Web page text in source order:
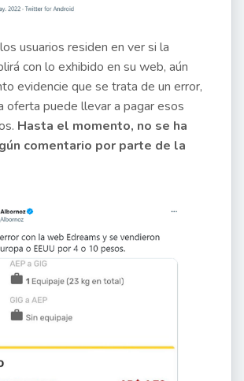
usuarios residen en ver si la
con lo exhibido en su web, aún
evidencie que se trata de un error,
oferta puede llevar a pagar esos
Hasta el momento, no se ha
comentario por parte de la